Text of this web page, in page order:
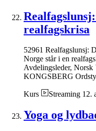
realfagskrisa
52961 Realfagslunsj:
Norge står i en
Avdelingsleder, Norsk
KONGSBERG
Kurs Streaming 12.
Yoga og